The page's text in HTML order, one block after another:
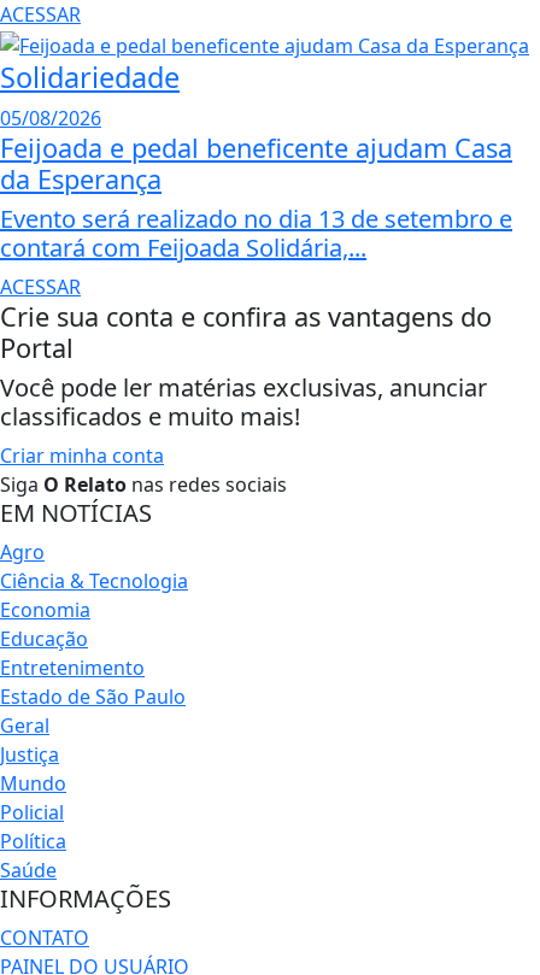
ACESSAR
Solidariedade
05/08/2026
Feijoada e pedal beneficente ajudam Casa
da Esperança
Evento será realizado no dia 13 de setembro e
contará com Feijoada Solidária,...
ACESSAR
Crie sua conta e confira as vantagens do
Portal
Você pode ler matérias exclusivas, anunciar
classificados e muito mais!
Criar minha conta
Siga O Relato nas redes sociais
EM NOTÍCIAS
Agro
Ciência & Tecnologia
Economia
Educação
Entretenimento
Estado de São Paulo
Geral
Justiça
Mundo
Policial
Política
Saúde
INFORMAÇÕES
CONTATO
PAINEL DO USUÁRIO